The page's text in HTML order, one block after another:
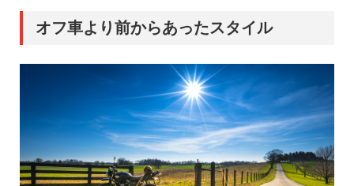
オフ車より前からあったスタイル